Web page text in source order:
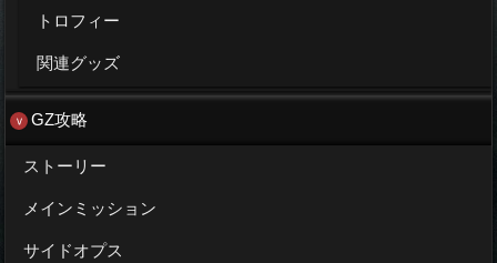
トロフィー
関連グッズ
GZ攻略
ストーリー
メインミッション
サイドオプス